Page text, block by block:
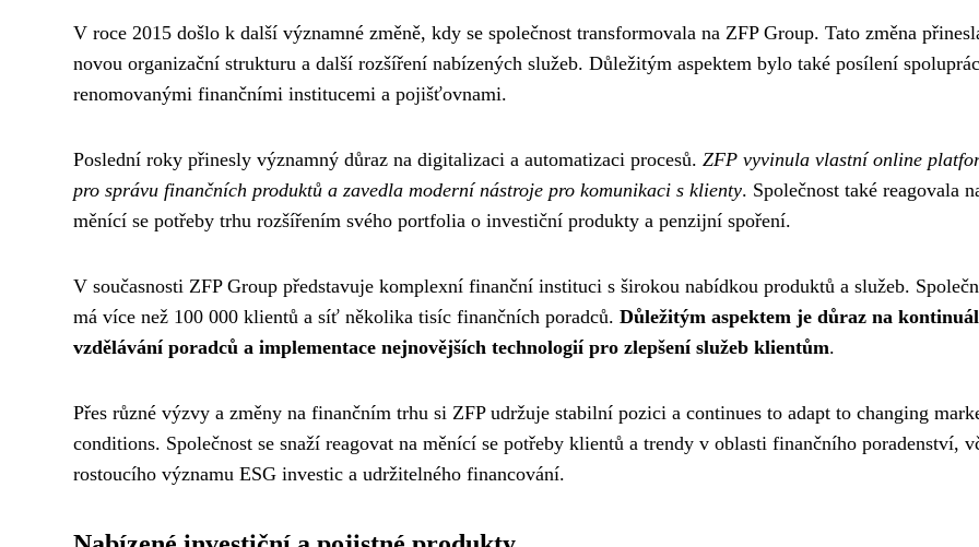
V roce 2015 došlo k další významné změně, kdy se společnost transformovala na ZFP Group. Tato změna
novou organizační strukturu a další rozšíření nabízených služeb. Důležitým aspektem bylo také posílení
renomovanými finančními institucemi a pojišťovnami.
Poslední roky přinesly významný důraz na digitalizaci a automatizaci procesů. ZFP vyvinula vlastní online
pro správu finančních produktů a zavedla moderní nástroje pro komunikaci s klienty. Společnost také reagovala
měnící se potřeby trhu rozšířením svého portfolia o investiční produkty a penzijní spoření.
V současnosti ZFP Group představuje komplexní finanční instituci s širokou nabídkou produktů a služeb.
má více než 100 000 klientů a síť několika tisíc finančních poradců. Důležitým aspektem je důraz na
vzdělávání poradců a implementace nejnovějších technologií pro zlepšení služeb klientům.
Přes různé výzvy a změny na finančním trhu si ZFP udržuje stabilní pozici a continues to adapt to changing
conditions. Společnost se snaží reagovat na měnící se potřeby klientů a trendy v oblasti finančního poradenství,
rostoucího významu ESG investic a udržitelného financování.